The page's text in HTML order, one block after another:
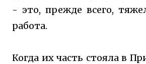
- это, прежде всего,
работа.
Когда их часть стояла в